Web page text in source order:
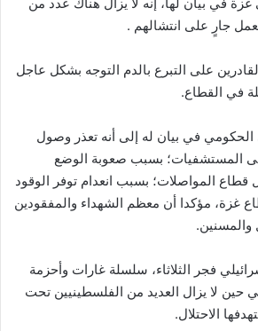
جارٍ على انتشالهم .
على التبرع بالدم التوجه بشكل عاجل
في القطاع.
الحكومي في بيان له إلى أنه تعذر وصول
المستشفيات؛ بسبب صعوبة الوضع
قطاع المواصلات؛ بسبب انعدام توفر الوقود
غزة، مؤكدا أن معظم الشهداء والمفقودين
والمسنين.
فجر الثلاثاء، سلسلة غارات وأحزمة
حين لا يزال العديد من الفلسطينيين تحت
الاحتلال.